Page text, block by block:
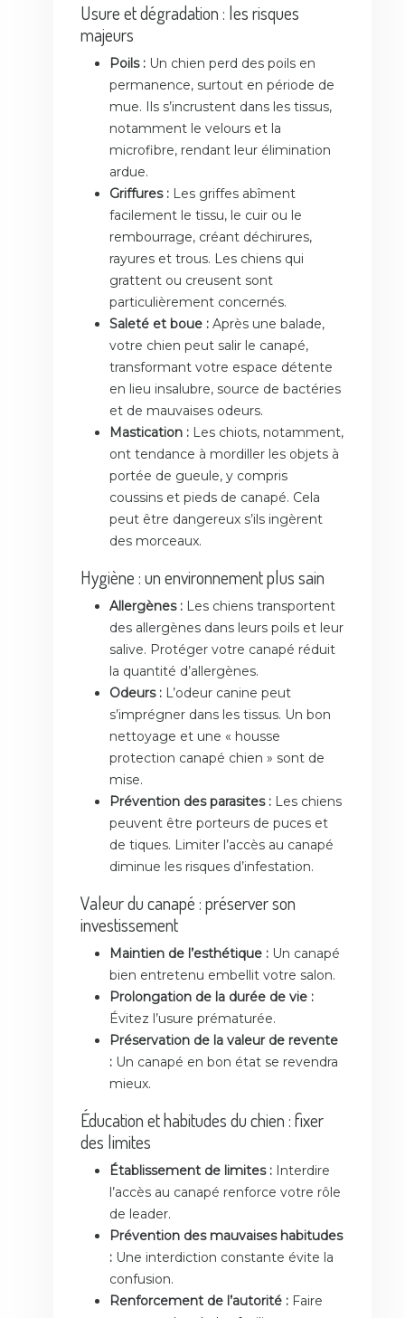
Usure et dégradation : les risques
majeurs
Poils : Un chien perd des poils en
permanence, surtout en période de
mue. Ils s’incrustent dans les tissus,
notamment le velours et la
microfibre, rendant leur élimination
ardue.
Griffures : Les griffes abîment
facilement le tissu, le cuir ou le
rembourrage, créant déchirures,
rayures et trous. Les chiens qui
grattent ou creusent sont
particulièrement concernés.
Saleté et boue :Après une balade,
votre chien peut salir le canapé,
transformant votre espace détente
en lieu insalubre, source de bactéries
et de mauvaises odeurs.
Mastication : Les chiots, notamment,
ont tendance à mordiller les objets à
portée de gueule, y compris
coussins et pieds de canapé. Cela
peut être dangereux s’ils ingèrent
des morceaux.
Hygiène : un environnement plus sain
Allergènes : Les chiens transportent
des allergènes dans leurs poils et leur
salive. Protéger votre canapé réduit
la quantité d’allergènes.
Odeurs : L’odeur canine peut
s’imprégner dans les tissus. Un bon
nettoyage et une « housse
protection canapé chien » sont de
mise.
Prévention des parasites : Les chiens
peuvent être porteurs de puces et
de tiques. Limiter l’accès au canapé
diminue les risques d’infestation.
Valeur du canapé : préserver son
investissement
Maintien de l’esthétique : Un canapé
bien entretenu embellit votre salon.
Prolongation de la durée de vie :
Évitez l’usure prématurée.
Préservation de la valeur de revente
: Un canapé en bon état se revendra
mieux.
Éducation et habitudes du chien : fixer
des limites
Établissement de limites : Interdire
l’accès au canapé renforce votre rôle
de leader.
Prévention des mauvaises habitudes
: Une interdiction constante évite la
confusion.
Renforcement de l’autorité : Faire